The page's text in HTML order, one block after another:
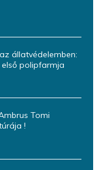
állatvédelemben:
polipfarmja
Tomi
!